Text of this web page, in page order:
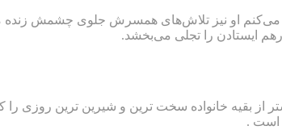
او نیز تلاش‌های همسرش جلوی چشمش زنده
ایستادن را تجلی می‌بخشد.
از بقیه خانواده سخت ترین و شیرین ترین روزی
است .